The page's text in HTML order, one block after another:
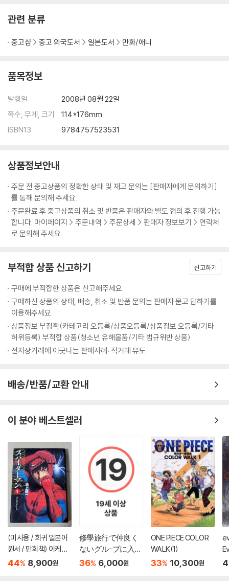
관련 분류
중고샵 중고 외국도서 일본도서 만화/애니
품목정보
발행일
2008년 08월 22일
쪽수, 무게, 크기
114*176mm
ISBN13
9784757523531
상품정보안내
주문 전 중고상품의 정확한 상태 및 재고 문의는 [판매자에게 문의하기]
를 통해 문의해 주세요.
주문완료 후 중고상품의 취소 및 반품은 판매자와 별도 협의 후 진행 가능
합니다. 마이페이지 > 주문내역 > 주문상세 > 판매자 정보보기 > 연락처
로 문의해 주세요.
부적합 상품 신고하기 신고하기
구매에 부적합한 상품은 신고해주세요.
구매하신 상품의 상태, 배송, 취소 및 반품 문의는 판매자 묻고 답하기를
이용해주세요.
상품정보 부정확(카테고리 오등록/상품오등록/상품정보 오등록/기타
허위등록) 부적합 상품(청소년 유해물품/기타 법규위반 상품)
전자상거래에 어긋나는 판매사례: 직거래 유도
배송/반품/교환 안내
이 분야 베스트셀러
(미사용 / 희귀 일본어
원서 / 만회책) 이케가
미 료이치 - 스파이더
44% 8,900원
修學旅行で仲良く
ないグル-プに入り
ました 1
36% 6,000원
ONE PIECE COLOR
WALK(1)
33% 10,300원
e